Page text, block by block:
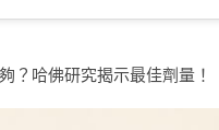
？哈佛研究揭示最佳劑量！